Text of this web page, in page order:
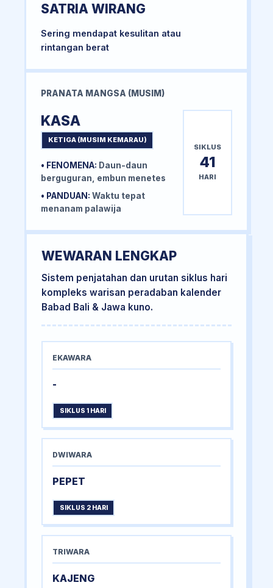
SATRIA WIRANG
Sering mendapat kesulitan atau
rintangan berat
PRANATA MANGSA (MUSIM)
KASA
KETIGA (MUSIM KEMARAU)
• FENOMENA: Daun-daun
berguguran, embun menetes
• PANDUAN: Waktu tepat
menanam palawija
SIKLUS
41
HARI
WEWARAN LENGKAP
Sistem penjatahan dan urutan siklus hari
kompleks warisan peradaban kalender
Babad Bali & Jawa kuno.
EKAWARA
-
SIKLUS 1 HARI
DWIWARA
PEPET
SIKLUS 2 HARI
TRIWARA
KAJENG